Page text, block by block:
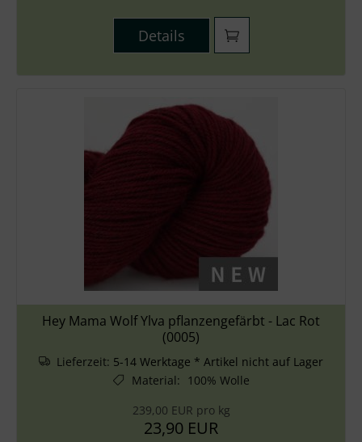
Details
Hey Mama Wolf Ylva pflanzengefärbt - Lac Rot
(0005)
Lieferzeit: 5-14 Werktage * Artikel nicht auf Lager
Material: 100% Wolle
239,00 EUR pro kg
23,90 EUR